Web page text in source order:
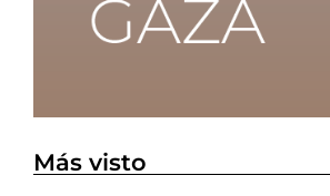
Más visto